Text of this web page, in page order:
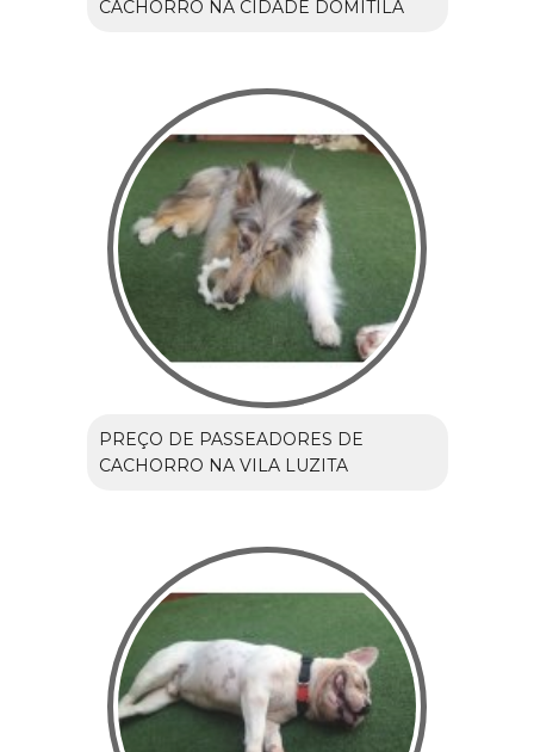
CACHORRO NA CIDADE DOMITILA
PREÇO DE PASSEADORES DE
CACHORRO NA VILA LUZITA